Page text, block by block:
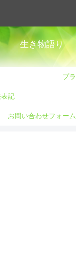
生き物語り
プ
記
お問い合わせフォーム